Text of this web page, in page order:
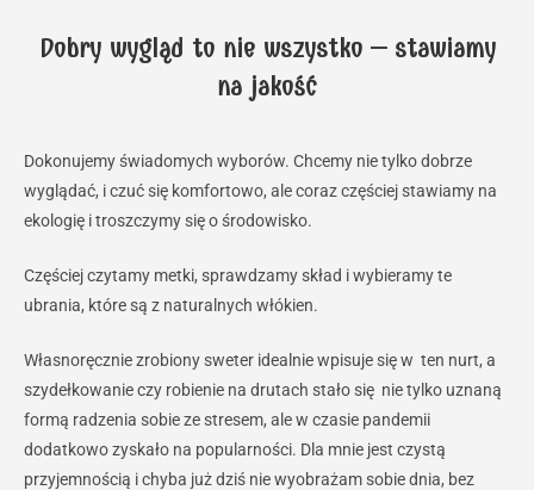
Dobry wygląd to nie wszystko – stawiamy
na jakość
Dokonujemy świadomych wyborów. Chcemy nie tylko dobrze
wyglądać, i czuć się komfortowo, ale coraz częściej stawiamy na
ekologię i troszczymy się o środowisko.
Częściej czytamy metki, sprawdzamy skład i wybieramy te
ubrania, które są z naturalnych włókien.
Własnoręcznie zrobiony sweter idealnie wpisuje się w ten nurt, a
szydełkowanie czy robienie na drutach stało się nie tylko uznaną
formą radzenia sobie ze stresem, ale w czasie pandemii
dodatkowo zyskało na popularności. Dla mnie jest czystą
przyjemnością i chyba już dziś nie wyobrażam sobie dnia, bez